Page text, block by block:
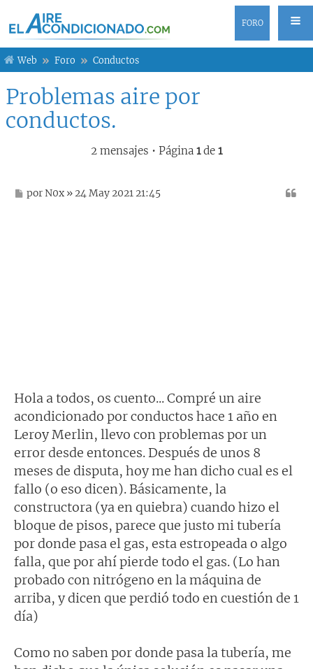
FORO
Web Foro Conductos
Problemas aire por
conductos.
2 mensajes • Página 1de 1
M
porN0x » 24 May 2021 21:45
Hola a todos, os cuento... Compré un aire
acondicionado por conductos hace 1 año en
Leroy Merlin, llevo con problemas por un
error desde entonces. Después de unos 8
meses de disputa, hoy me han dicho cual es el
fallo (o eso dicen). Básicamente, la
constructora (ya en quiebra) cuando hizo el
bloque de pisos, parece que justo mi tubería
por donde pasa el gas, esta estropeada o algo
falla, que por ahí pierde todo el gas. (Lo han
probado con nitrógeno en la máquina de
arriba, y dicen que perdió todo en cuestión de 1
día)
Como no saben por donde pasa la tubería, me